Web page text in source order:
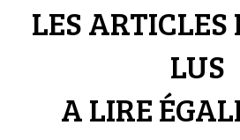
LES ARTICLES
LUS
A LIRE